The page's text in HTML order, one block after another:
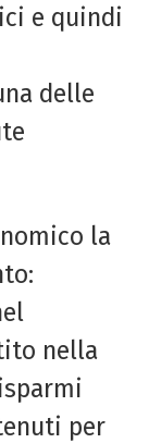
e quindi
delle
la
nella
per